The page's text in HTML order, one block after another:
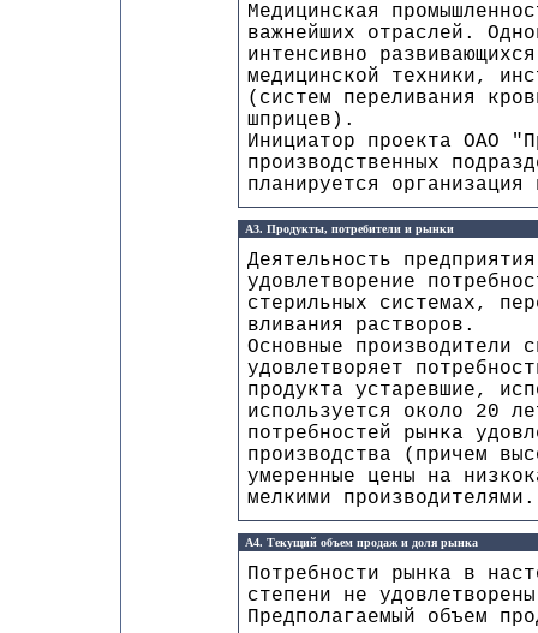
Медицинская
важнейших отраслей.
интенсивно
медицинской техники,
(систем переливания
шприцев).
Инициатор проекта ОАО
производственных
планируется
А3. Продукты, потребители и рынки
Деятельность
удовлетворение
стерильных системах,
вливания растворов.
Основные производители
удовлетворяет
продукта устаревшие,
используется около 20
потребностей рынка
производства (причем
умеренные цены на
мелкими производителями.
А4. Текущий объем продаж и доля рынка
Потребности рынка в
степени не
Предполагаемый объем